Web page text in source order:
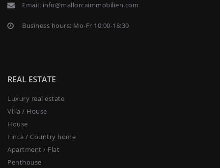
Email: info@mallorcaimmobilien.com
Business hours: Mo-Fr 10:00-18:30
REAL ESTATE
Luxury real estate
Villa / House
House
Finca / Country home
Apartment / Flat
Penthouse